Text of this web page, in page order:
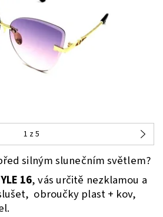
1 z 5
silným slunečním světlem?
16, vás určitě nezklamou a
obroučky plast + kov,